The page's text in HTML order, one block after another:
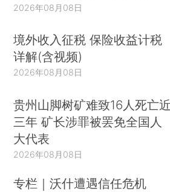
2026年08月08日
境外收入征税 保险收益计税
详解(含视频)
2026年08月08日
贵州山脚树矿难致16人死亡近
三年 矿长涉罪被罢免全国人
大代表
2026年08月08日
专栏｜沃什遭遇信任危机